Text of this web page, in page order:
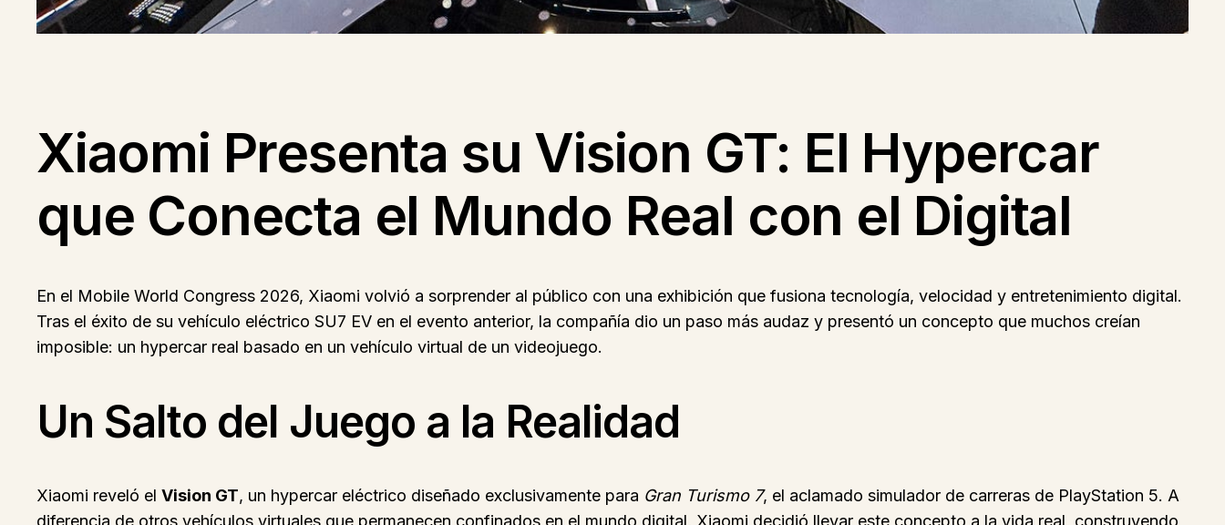
Xiaomi Presenta su Vision GT: El Hypercar
que Conecta el Mundo Real con el Digital
En el Mobile World Congress 2026, Xiaomi volvió a sorprender al público con una exhibición que fusiona tecnología, velocidad y entretenimiento digital.
Tras el éxito de su vehículo eléctrico SU7 EV en el evento anterior, la compañía dio un paso más audaz y presentó un concepto que muchos creían
imposible: un hypercar real basado en un vehículo virtual de un videojuego.
Un Salto del Juego a la Realidad
Xiaomi reveló el Vision GT, un hypercar eléctrico diseñado exclusivamente para Gran Turismo 7, el aclamado simulador de carreras de PlayStation 5. A
diferencia de otros vehículos virtuales que permanecen confinados en el mundo digital, Xiaomi decidió llevar este concepto a la vida real, construyendo